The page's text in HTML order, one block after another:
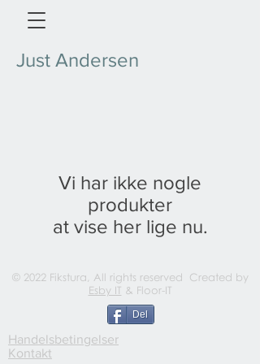
Just Andersen
Vi har ikke nogle
produkter
at vise her lige nu.
© 2022 Fikstura, All rights reserved Created by
Esby IT & Floor-IT
Del
Handelsbetingelser
Kontakt